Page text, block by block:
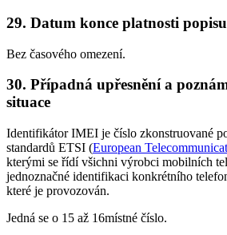
29. Datum konce platnosti popisu
Bez časového omezení.
30. Případná upřesnění a
situace
Identifikátor IMEI je číslo zkonstruované
standardů ETSI (European
kterými se řídí všichni výrobci mobilních
jednoznačné identifikaci konkrétního
které je provozován.
Jedná se o 15 až 16místné číslo.